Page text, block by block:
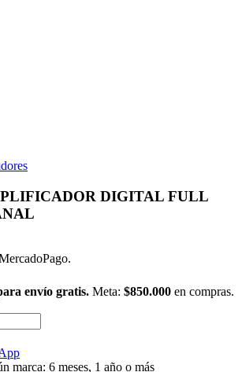
DIGITAL FULL
envío gratis. Meta: $850.000 en compras.
marca: 6 meses, 1 año o más